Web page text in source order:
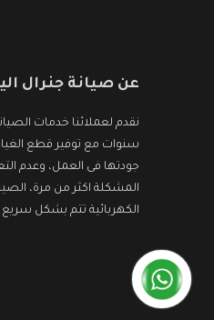
عن صيانة جنرال
نقدم لعملائنا خدمات
سنوات مع توفير قطع
جودتها فى العمل، وعدم
المشكلة اكثر من مرة،
الكهربائية تتم بشكل سريع